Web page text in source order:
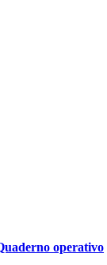
operativo